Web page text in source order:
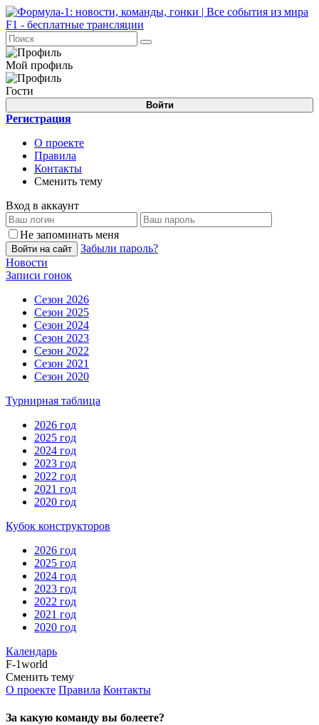
Мой профиль
Гости
Войти
Регистрация
О проекте
Правила
Контакты
Сменить тему
Вход в аккаунт
Не запоминать меня
Войти на сайт
Забыли пароль?
Новости
Записи гонок
Сезон 2026
Сезон 2025
Сезон 2024
Сезон 2023
Сезон 2022
Сезон 2021
Сезон 2020
Турнирная таблица
2026 год
2025 год
2024 год
2023 год
2022 год
2021 год
2020 год
Кубок конструкторов
2026 год
2025 год
2024 год
2023 год
2022 год
2021 год
2020 год
Календарь
F-1world
Сменить тему
О проекте Правила Контакты
За какую команду вы болеете?